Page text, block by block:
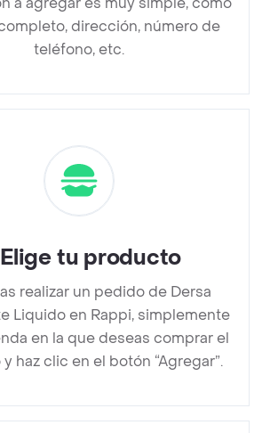
dirección, número de
teléfono, etc.
Elige tu producto
realizar un pedido de Dersa
Liquido en Rappi, simplemente
en la que deseas comprar el
haz clic en el botón “Agregar”.